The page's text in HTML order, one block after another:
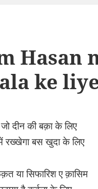
Hasan
ke
दीन की बक़ा के लिए
रख्खेगा बस खुदा के लिए
या सिफारिश ए क़ासिम